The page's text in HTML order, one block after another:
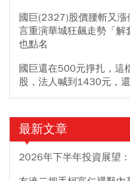
國巨(2327)股價腰斬又
言重演華城狂飆走勢「
也點名
國巨還在500元掙扎，這
股，法人喊到1430元，
最新文章
2026年下半年投資展望